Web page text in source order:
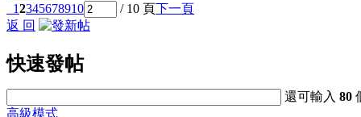
12345678910 / 10 頁下一頁
返 回
快速發帖
還可輸入80
高級模式